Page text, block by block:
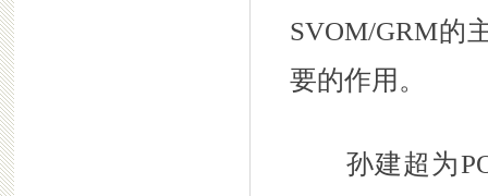
SVOM/GRM的
要的作用。
孙建超为